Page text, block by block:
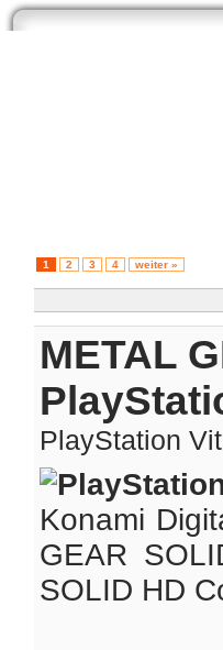
1 2 3 4 weiter »
METAL
PlayStation
Konami
GEAR
SOLID HD